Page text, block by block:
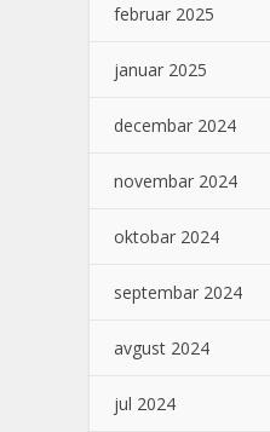
februar 2025
januar 2025
decembar 2024
novembar 2024
oktobar 2024
septembar 2024
avgust 2024
jul 2024